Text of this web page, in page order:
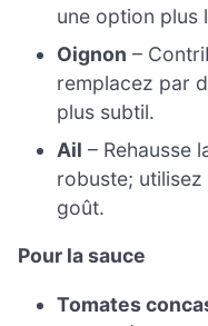
une option plus
Oignon –
remplacez par
plus subtil.
Ail – Rehausse
robuste; utilisez
goût.
Pour la sauce
Tomates